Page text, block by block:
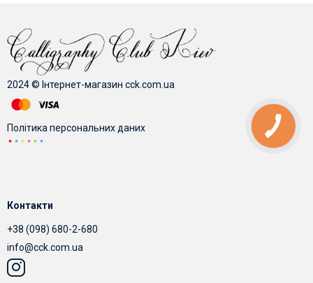
2024 © Інтернет-магазин cck.com.ua
Політика персональних даних
Контакти
+38 (098) 680-2-680
info@cck.com.ua